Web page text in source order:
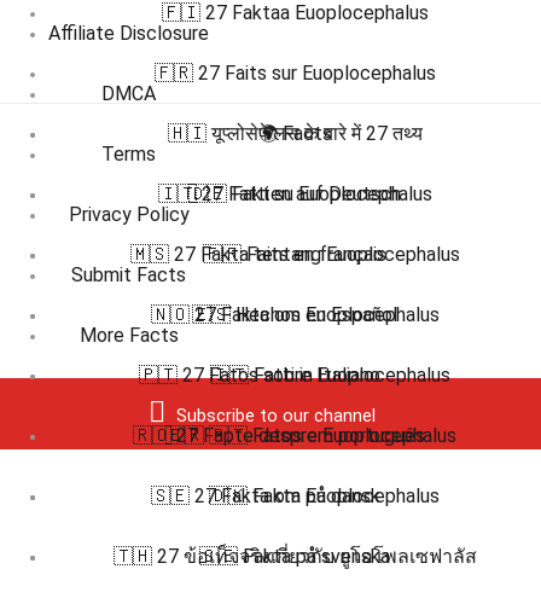
Affiliate Disclosure
DMCA
Terms
Privacy Policy
Submit Facts
More Facts
Subscribe to our channel
🇫🇮 27 Faktaa Euoplocephalus
🇫🇷 27 Faits sur Euoplocephalus
🇭🇮 यूप्लोसेफेलस के बारे में 27 तथ्य
🇮🇹 27 Fatti su Euoplocephalus
🇲🇸 27 Fakta tentang Euoplocephalus
🇳🇴 27 Fakta om Euoplocephalus
🇵🇹 27 Fatos sobre Euoplocephalus
🇷🇴 27 Fapte despre Euoplocephalus
🇸🇪 27 Fakta om Euoplocephalus
🇹🇭 27 ข้อเท็จจริงเกี่ยวกับ ยูโอโพลเซฟาลัส
🌍 Facts
🇩🇪 Fakten auf Deutsch
🇫🇷 Faits en français
🇪🇸 Hechos en Español
🇮🇹 Fatti in Italiano
🇧🇷 🇵🇹 Fatos em português
🇩🇰 Fakta på dansk
🇸🇪 Fakta på svenska